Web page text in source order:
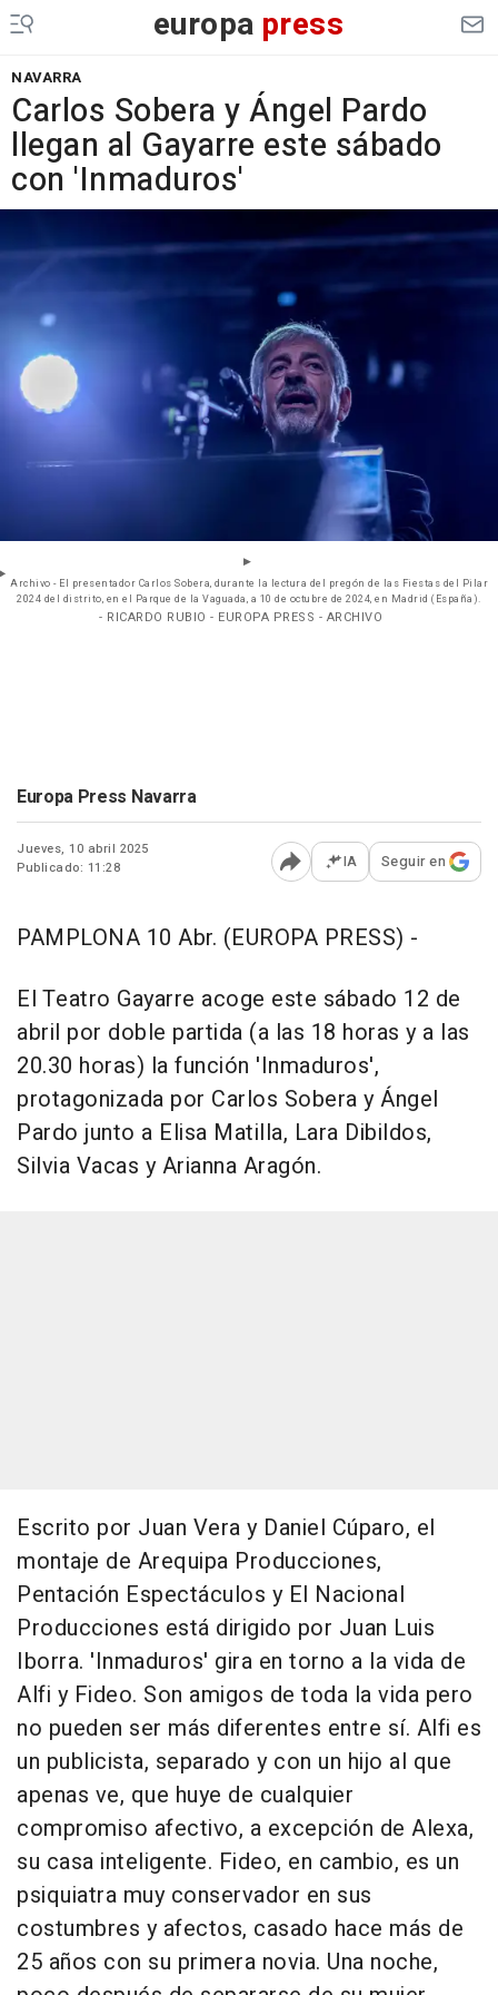
europa press
NAVARRA
Carlos Sobera y Ángel Pardo
llegan al Gayarre este sábado
con 'Inmaduros'
Archivo - El presentador Carlos Sobera, durante la lectura del pregón de las Fiestas del Pilar
2024 del distrito, en el Parque de la Vaguada, a 10 de octubre de 2024, en Madrid (España).
- RICARDO RUBIO - EUROPA PRESS - ARCHIVO
Europa Press Navarra
Jueves, 10 abril 2025
Publicado: 11:28
Abrir opciones para
IA Seguir en
PAMPLONA 10 Abr. (EUROPA PRESS) -
El Teatro Gayarre acoge este sábado 12 de
abril por doble partida (a las 18 horas y a las
20.30 horas) la función 'Inmaduros',
protagonizada por Carlos Sobera y Ángel
Pardo junto a Elisa Matilla, Lara Dibildos,
Silvia Vacas y Arianna Aragón.
Escrito por Juan Vera y Daniel Cúparo, el
montaje de Arequipa Producciones,
Pentación Espectáculos y El Nacional
Producciones está dirigido por Juan Luis
Iborra. 'Inmaduros' gira en torno a la vida de
Alfi y Fideo. Son amigos de toda la vida pero
no pueden ser más diferentes entre sí. Alfi es
un publicista, separado y con un hijo al que
apenas ve, que huye de cualquier
compromiso afectivo, a excepción de Alexa,
su casa inteligente. Fideo, en cambio, es un
psiquiatra muy conservador en sus
costumbres y afectos, casado hace más de
25 años con su primera novia. Una noche,